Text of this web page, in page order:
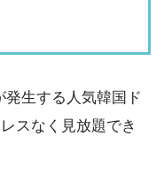
生する人気韓国ド
スなく見放題でき